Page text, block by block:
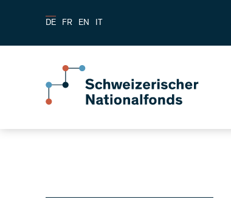
DE FR EN IT